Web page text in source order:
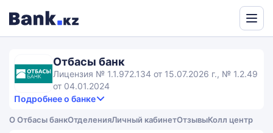
Отбасы банк
Лицензия № 1.1.972.134 от 15.07.2026 г., № 1.2.49
от 04.01.2024
Подробнее о банке
2.8
2,8
rating
Продукты и услуги
О Отбасы банкОтделенияЛичный кабинетОтзывыКолл центр